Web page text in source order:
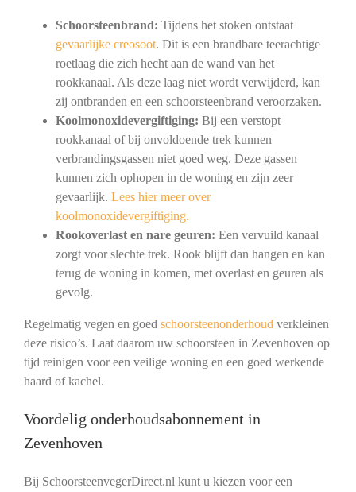
Schoorsteenbrand: Tijdens het stoken ontstaat
gevaarlijke creosoot. Dit is een brandbare teerachtige
roetlaag die zich hecht aan de wand van het
rookkanaal. Als deze laag niet wordt verwijderd, kan
zij ontbranden en een schoorsteenbrand veroorzaken.
Koolmonoxidevergiftiging: Bij een verstopt
rookkanaal of bij onvoldoende trek kunnen
verbrandingsgassen niet goed weg. Deze gassen
kunnen zich ophopen in de woning en zijn zeer
gevaarlijk. Lees hier meer over
koolmonoxidevergiftiging.
Rookoverlast en nare geuren: Een vervuild kanaal
zorgt voor slechte trek. Rook blijft dan hangen en kan
terug de woning in komen, met overlast en geuren als
gevolg.
Regelmatig vegen en goed schoorsteenonderhoud verkleinen
deze risico’s. Laat daarom uw schoorsteen in Zevenhoven op
tijd reinigen voor een veilige woning en een goed werkende
haard of kachel.
Voordelig onderhoudsabonnement in
Zevenhoven
Bij SchoorsteenvegerDirect.nl kunt u kiezen voor een